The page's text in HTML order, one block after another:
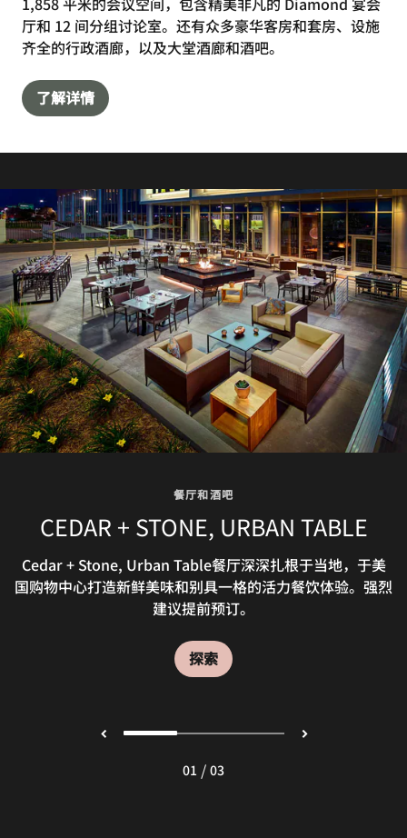
厅和 12 间分组讨论室。还有众多豪华客房和套房、设施
齐全的行政酒廊，以及大堂酒廊和酒吧。
了解详情
餐厅和酒吧
CEDAR + STONE, URBAN TABLE
Cedar + Stone, Urban Table餐厅深深扎根于当地，于美
国购物中心打造新鲜美味和别具一格的活力餐饮体验。强烈
建议提前预订。
探索
餐厅和酒吧
LOBBY LOUNGE
在美国购物中心购物一天之后，欢迎您到我们环境时尚的布
卢明顿酒店酒吧内惬意放松身心。酒吧供应一系列令人印象
深刻的中西部精选精酿啤酒和烈酒以及简餐美食。
探索
餐厅和酒吧
IN-ROOM DINING
我们提供客房送餐服务，早中晚餐均可为您送至客房。我们
酒店邻近布卢明顿美国购物中心，邀您畅享融汇环球风味的
新鲜佳肴。每天早上6点至晚上11点提供客房送餐服务。
探索
01 / 03